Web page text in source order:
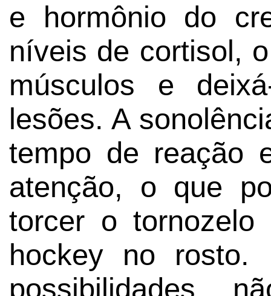
e hormônio do
níveis de cortisol,
músculos e
lesões. A
tempo de reação
atenção, o que
torcer o
hockey no rosto.
possibilidades